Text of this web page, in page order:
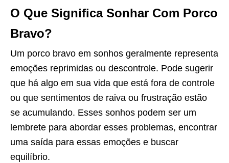
O Que Significa Sonhar Com Porco
Bravo?
Um porco bravo em sonhos geralmente representa
emoções reprimidas ou descontrole. Pode sugerir
que há algo em sua vida que está fora de controle
ou que sentimentos de raiva ou frustração estão
se acumulando. Esses sonhos podem ser um
lembrete para abordar esses problemas, encontrar
uma saída para essas emoções e buscar
equilíbrio.